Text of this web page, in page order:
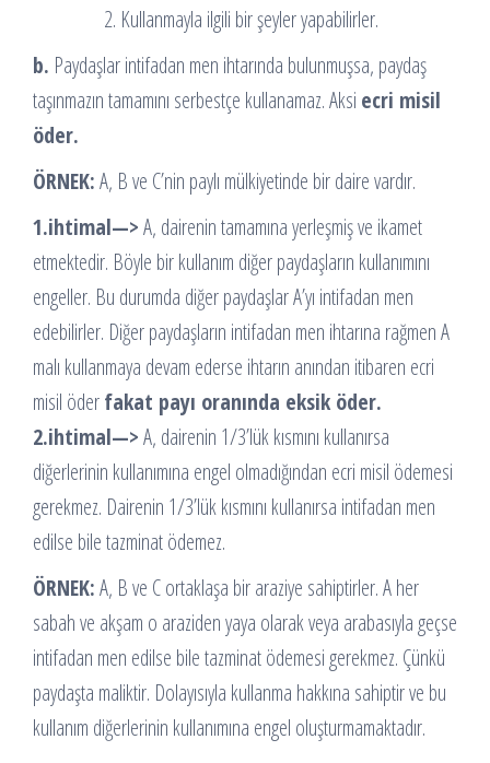
Kullanmayla ilgili bir şeyler yapabilirler.
b. Paydaşlar intifadan men ihtarında bulunmuşsa, paydaş
taşınmazın tamamını serbestçe kullanamaz. Aksi ecri misil
öder.
ÖRNEK:A, B ve C’nin paylı mülkiyetinde bir daire vardır.
1.ihtimal—>A, dairenin tamamına yerleşmiş ve ikamet
etmektedir. Böyle bir kullanım diğer paydaşların kullanımını
engeller. Bu durumda diğer paydaşlar A’yı intifadan men
edebilirler. Diğer paydaşların intifadan men ihtarına rağmen A
malı kullanmaya devam ederse ihtarın anından itibaren ecri
misil öderfakat payı oranında eksik öder.
2.ihtimal—>A, dairenin 1/3’lük kısmını kullanırsa
diğerlerinin kullanımına engel olmadığından ecri misil ödemesi
gerekmez. Dairenin 1/3’lük kısmını kullanırsa intifadan men
edilse bile tazminat ödemez.
ÖRNEK:A, B ve C ortaklaşa bir araziye sahiptirler. A her
sabah ve akşam o araziden yaya olarak veya arabasıyla geçse
intifadan men edilse bile tazminat ödemesi gerekmez. Çünkü
paydaşta maliktir. Dolayısıyla kullanma hakkına sahiptir ve bu
kullanım diğerlerinin kullanımına engel oluşturmamaktadır.